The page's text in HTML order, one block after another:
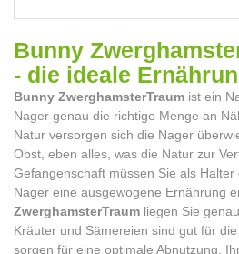
Bunny
- die ideale
Bunny ZwerghamsterTraum ist ein
Nager genau die richtige Menge an
Natur versorgen sich die Nager
Obst, eben alles, was die Natur zur
Gefangenschaft müssen Sie als
Nager eine ausgewogene Ernährung
ZwerghamsterTraum liegen Sie
Kräuter und Sämereien sind gut für
sorgen für eine optimale Abnutzung.